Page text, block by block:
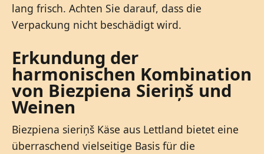
lang frisch. Achten Sie darauf, dass die
Verpackung nicht beschädigt wird.
Erkundung der
harmonischen Kombination
von Biezpiena Sieriņš und
Weinen
Biezpiena sieriņš Käse aus Lettland bietet eine
überraschend vielseitige Basis für die